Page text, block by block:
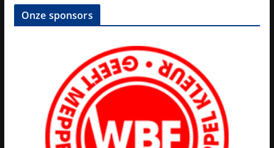
Onze sponsors